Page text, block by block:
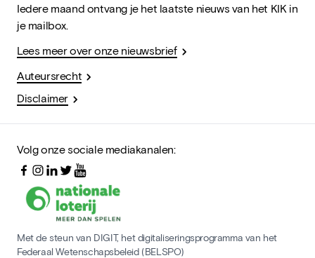
Iedere maand ontvang je het laatste nieuws van het KIK in
je mailbox.
Lees meer over onze nieuwsbrief
Auteursrecht
Disclaimer
Volg onze sociale mediakanalen:
Met de steun van DIGIT, het digitaliseringsprogramma van het
Federaal Wetenschapsbeleid (BELSPO)